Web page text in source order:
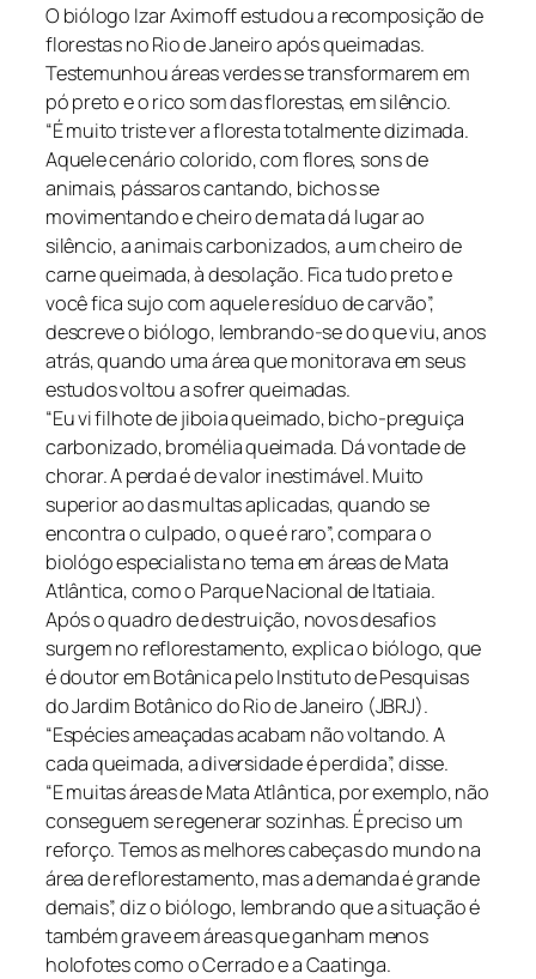
O biólogo Izar Aximoff estudou a recomposição de
florestas no Rio de Janeiro após queimadas.
Testemunhou áreas verdes se transformarem em
pó preto e o rico som das florestas, em silêncio.
“É muito triste ver a floresta totalmente dizimada.
Aquele cenário colorido, com flores, sons de
animais, pássaros cantando, bichos se
movimentando e cheiro de mata dá lugar ao
silêncio, a animais carbonizados, a um cheiro de
carne queimada, à desolação. Fica tudo preto e
você fica sujo com aquele resíduo de carvão”,
descreve o biólogo, lembrando-se do que viu, anos
atrás, quando uma área que monitorava em seus
estudos voltou a sofrer queimadas.
“Eu vi filhote de jiboia queimado, bicho-preguiça
carbonizado, bromélia queimada. Dá vontade de
chorar. A perda é de valor inestimável. Muito
superior ao das multas aplicadas, quando se
encontra o culpado, o que é raro”, compara o
biológo especialista no tema em áreas de Mata
Atlântica, como o Parque Nacional de Itatiaia.
Após o quadro de destruição, novos desafios
surgem no reflorestamento, explica o biólogo, que
é doutor em Botânica pelo Instituto de Pesquisas
do Jardim Botânico do Rio de Janeiro (JBRJ).
“Espécies ameaçadas acabam não voltando. A
cada queimada, a diversidade é perdida”, disse.
“E muitas áreas de Mata Atlântica, por exemplo, não
conseguem se regenerar sozinhas. É preciso um
reforço. Temos as melhores cabeças do mundo na
área de reflorestamento, mas a demanda é grande
demais”, diz o biólogo, lembrando que a situação é
também grave em áreas que ganham menos
holofotes como o Cerrado e a Caatinga.